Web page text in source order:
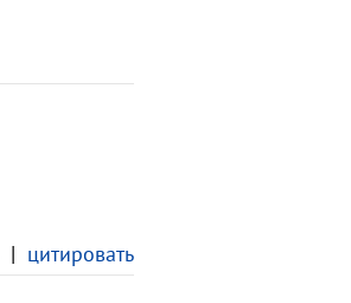
| цитировать